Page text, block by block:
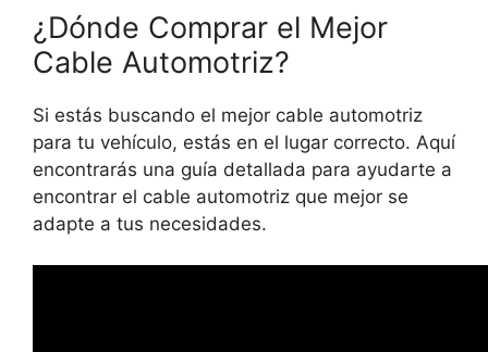
¿Dónde Comprar el Mejor
Cable Automotriz?
Si estás buscando el mejor cable automotriz
para tu vehículo, estás en el lugar correcto. Aquí
encontrarás una guía detallada para ayudarte a
encontrar el cable automotriz que mejor se
adapte a tus necesidades.